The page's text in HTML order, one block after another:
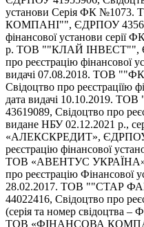
установи Серія ФК
КОМПАНІ"", ЄДРПОУ
фінансової установи серії
р. ТОВ ""КЛАЙ ІНВЕСТ"",
про реєстрацію фінансової
видачі 07.08.2018. ТОВ
Свідоцтво про реєстраціїю
дата видачі 10.10.2019.
43619089, Свідоцтво про
видане НБУ 02.12.2021 р.,
«АЛЕКСКРЕДИТ», ЄДРПОУ
реєстрацію фінансової
ТОВ «АВЕНТУС УКРАЇНА»,
про реєстрацію Фінансової
28.02.2017. ТОВ ""СТАР
44022416, Свідоцтво про
(серія та номер свідоцтва
ТОВ «ФІНАНСОВА